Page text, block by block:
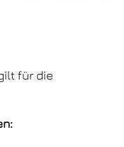
für die